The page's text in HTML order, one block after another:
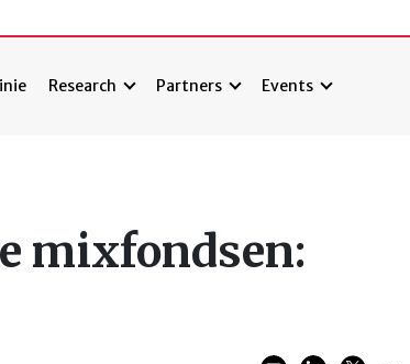
Research Partners Events
mixfondsen: